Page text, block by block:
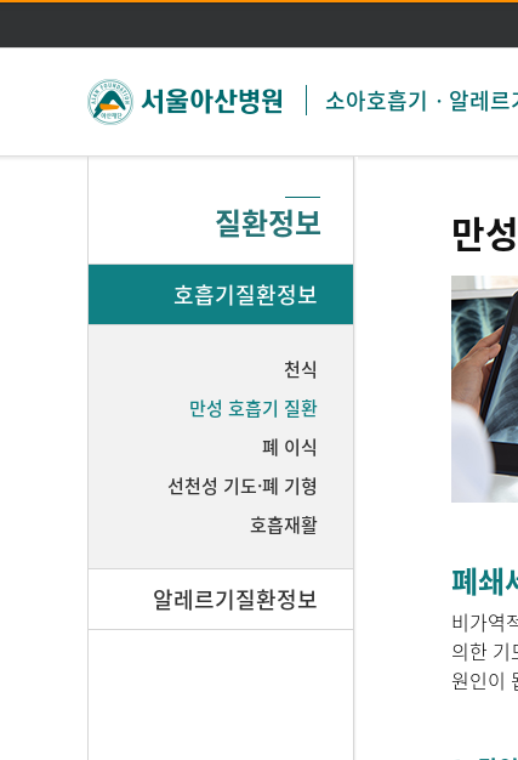
소아호흡기ㆍ알레르
질환정보
호흡기질환정보
천식
만성 호흡기 질환
폐 이식
선천성 기도·폐 기형
호흡재활
알레르기질환정보
만
폐
비가역
의한 기
원인이